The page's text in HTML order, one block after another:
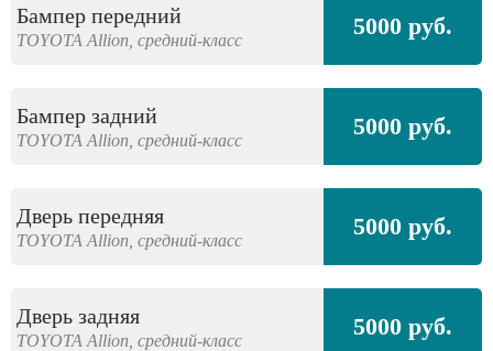
Бампер передний
TOYOTA Allion, средний-класс 5000 руб.
Бампер задний
TOYOTA Allion, средний-класс 5000 руб.
Дверь передняя
TOYOTA Allion, средний-класс 5000 руб.
Дверь задняя
TOYOTA Allion, средний-класс 5000 руб.